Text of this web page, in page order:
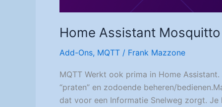
Home Assistant
Add-Ons, MQTT / Frank Mazzone
MQTT Werkt ook prima in Home
“praten” en zodoende beheren/
dat voor een Informatie Snelweg zorgt. Je